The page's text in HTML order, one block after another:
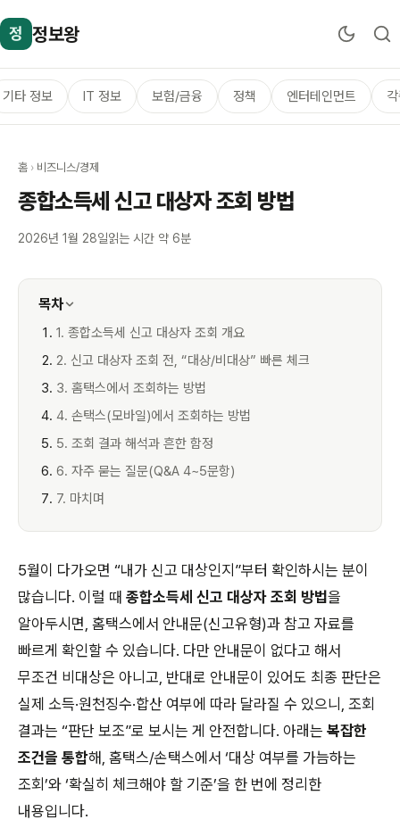
정 정보왕
기타 정보 IT 정보 보험/금융 정책 엔터테인먼트
홈 › 비즈니스/경제
종합소득세 신고 대상자 조회 방법
2026년 1월 28일읽는 시간 약 6분
목차
1. 종합소득세 신고 대상자 조회 개요
2. 신고 대상자 조회 전, “대상/비대상” 빠른 체크
3. 홈택스에서 조회하는 방법
4. 손택스(모바일)에서 조회하는 방법
5. 조회 결과 해석과 흔한 함정
6. 자주 묻는 질문(Q&A 4~5문항)
7. 마치며
5월이 다가오면 “내가 신고 대상인지”부터 확인하시는 분이
많습니다. 이럴 때 종합소득세 신고 대상자 조회 방법을
알아두시면, 홈택스에서 안내문(신고유형)과 참고 자료를
빠르게 확인할 수 있습니다. 다만 안내문이 없다고 해서
무조건 비대상은 아니고, 반대로 안내문이 있어도 최종 판단은
실제 소득·원천징수·합산 여부에 따라 달라질 수 있으니, 조회
결과는 “판단 보조”로 보시는 게 안전합니다. 아래는 복잡한
조건을 통합해, 홈택스/손택스에서 ‘대상 여부를 가늠하는
조회’와 ‘확실히 체크해야 할 기준’을 한 번에 정리한
내용입니다.